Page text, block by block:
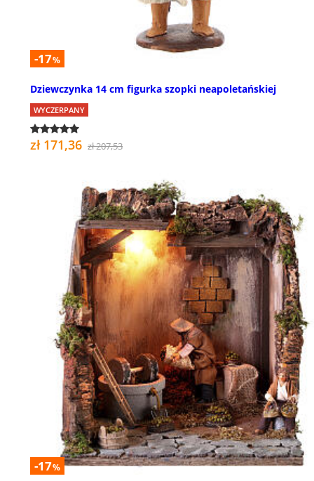
-17%
Dziewczynka 14 cm figurka szopki neapoletańskiej
WYCZERPANY
zł 171,36 zł 207,53
-17%